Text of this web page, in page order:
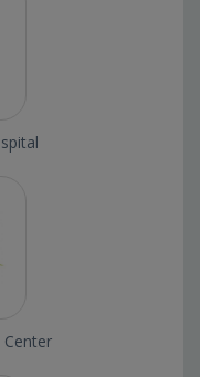
Center